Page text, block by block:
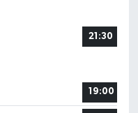
21:30
19:00